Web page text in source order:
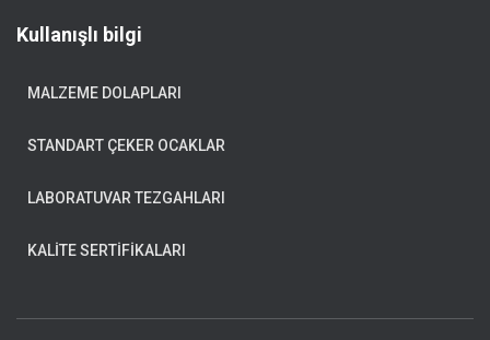
Kullanışlı bilgi
MALZEME DOLAPLARI
STANDART ÇEKER OCAKLAR
LABORATUVAR TEZGAHLARI
KALITE SERTIFIKALARI